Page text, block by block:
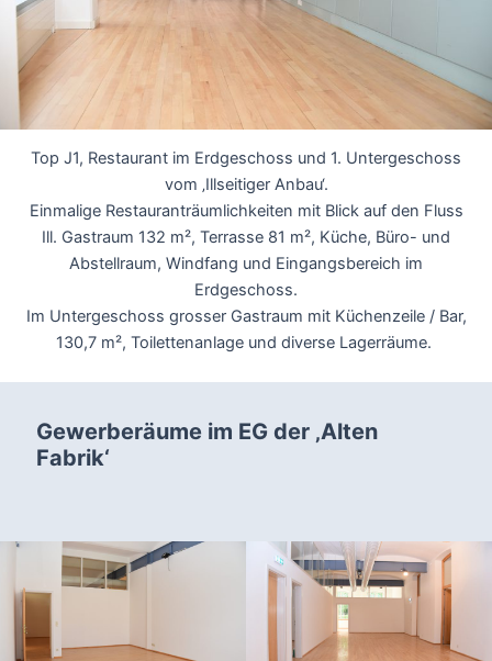
Top J1, Restaurant im Erdgeschoss und 1. Untergeschoss
vom ‚Illseitiger Anbau‘.
Einmalige Restauranträumlichkeiten mit Blick auf den Fluss
Ill. Gastraum 132 m², Terrasse 81 m², Küche, Büro- und
Abstellraum, Windfang und Eingangsbereich im
Erdgeschoss.
Im Untergeschoss grosser Gastraum mit Küchenzeile / Bar,
130,7 m², Toilettenanlage und diverse Lagerräume.
Gewerberäume im EG der ‚Alten
Fabrik‘